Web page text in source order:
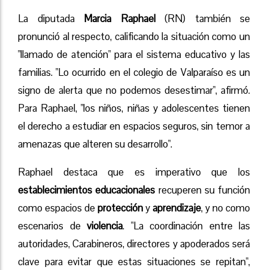
La diputada Marcia Raphael(RN) también se
pronunció al respecto, calificando la situación como un
"llamado de atención" para el sistema educativo y las
familias. "Lo ocurrido en el colegio de Valparaíso es un
signo de alerta que no podemos desestimar", afirmó.
Para Raphael, "los niños, niñas y adolescentes tienen
el derecho a estudiar en espacios seguros, sin temor a
amenazas que alteren su desarrollo".
Raphael destaca que es imperativo que los
establecimientos educacionales recuperen su función
como espacios deprotecciónyaprendizaje, y no como
escenarios de violencia. "La coordinación entre las
autoridades, Carabineros, directores y apoderados será
clave para evitar que estas situaciones se repitan",